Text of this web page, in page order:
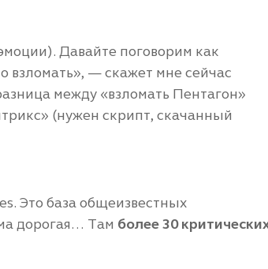
Давайте поговорим как
— скажет мне сейчас
между «взломать Пентагон»
(нужен скрипт, скачанный
Это база общеизвестных
дорогая… Там более 30